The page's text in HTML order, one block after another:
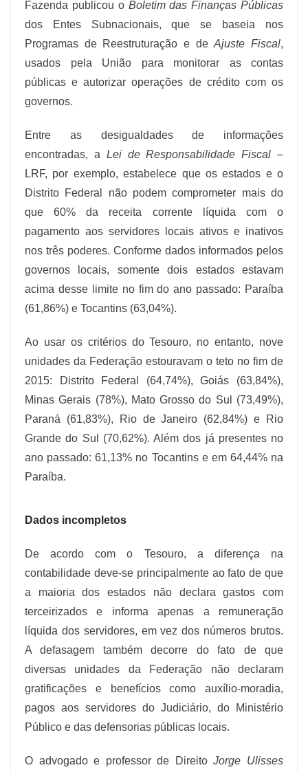
Fazenda publicou o Boletim das Finanças Públicas
dos Entes Subnacionais, que se baseia nos
Programas de Reestruturação e deAjuste Fiscal,
usados pela União para monitorar as contas
públicas e autorizar operações de crédito com os
governos.
Entre as desigualdades de informações
encontradas, a Lei de Responsabilidade Fiscal –
LRF, por exemplo, estabelece que os estados e o
Distrito Federal não podem comprometer mais do
que 60% da receita corrente líquida com o
pagamento aos servidores locais ativos e inativos
nos três poderes. Conforme dados informados pelos
governos locais, somente dois estados estavam
acima desse limite no fim do ano passado: Paraíba
(61,86%) e Tocantins (63,04%).
Ao usar os critérios do Tesouro, no entanto, nove
unidades da Federação estouravam o teto no fim de
2015: Distrito Federal (64,74%), Goiás (63,84%),
Minas Gerais (78%), Mato Grosso do Sul (73,49%),
Paraná (61,83%), Rio de Janeiro (62,84%) e Rio
Grande do Sul (70,62%). Além dos já presentes no
ano passado: 61,13% no Tocantins e em 64,44% na
Paraíba.
Dados incompletos
De acordo com o Tesouro, a diferença na
contabilidade deve-se principalmente ao fato de que
a maioria dos estados não declara gastos com
terceirizados e informa apenas a remuneração
líquida dos servidores, em vez dos números brutos.
A defasagem também decorre do fato de que
diversas unidades da Federação não declaram
gratificações e benefícios como auxílio-moradia,
pagos aos servidores do Judiciário, do Ministério
Público e das defensorias públicas locais.
O advogado e professor de DireitoJorge Ulisses